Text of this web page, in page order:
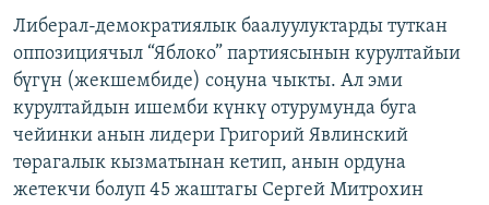
ДАНИСТЕ
ЭЖЕ-СИҢДИЛЕР
АЗАТТЫК+
Русский
ОНЛАЙН ШЕРИНЕ
Либерал-демократиялык баалуулуктарды туткан
оппозициячыл “Яблоко” партиясынын курултайыи
бүгүн (жекшембиде) соңуна чыкты. Ал эми
курултайдын ишемби күнкү отурумунда буга
чейинки анын лидери Григорий Явлинский
төрагалык кызматынан кетип, анын ордуна
жетекчи болуп 45 жаштагы Сергей Митрохин